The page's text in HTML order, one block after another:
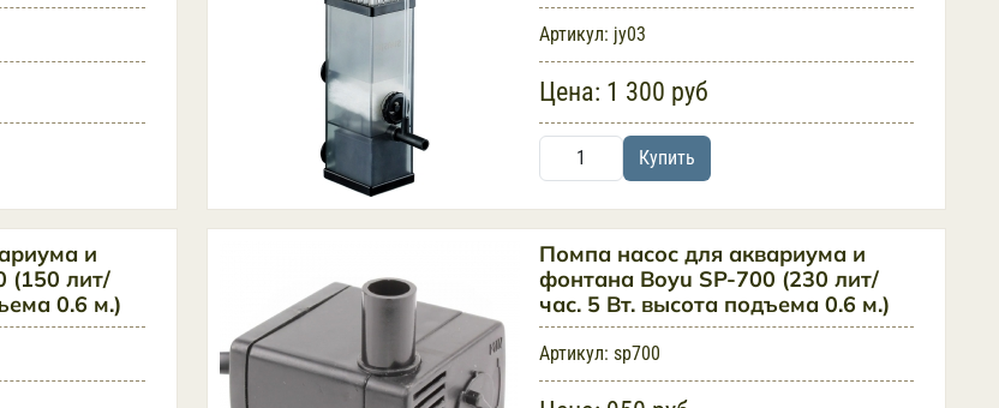
Артикул: jy03
Цена: 1 300 руб
Купить
и
(150 лит/
0.6 м.)
Помпа насос для аквариума и
фонтана Boyu SP-700 (230 лит/
час. 5 Вт. высота подъема 0.6 м.)
Артикул: sp700